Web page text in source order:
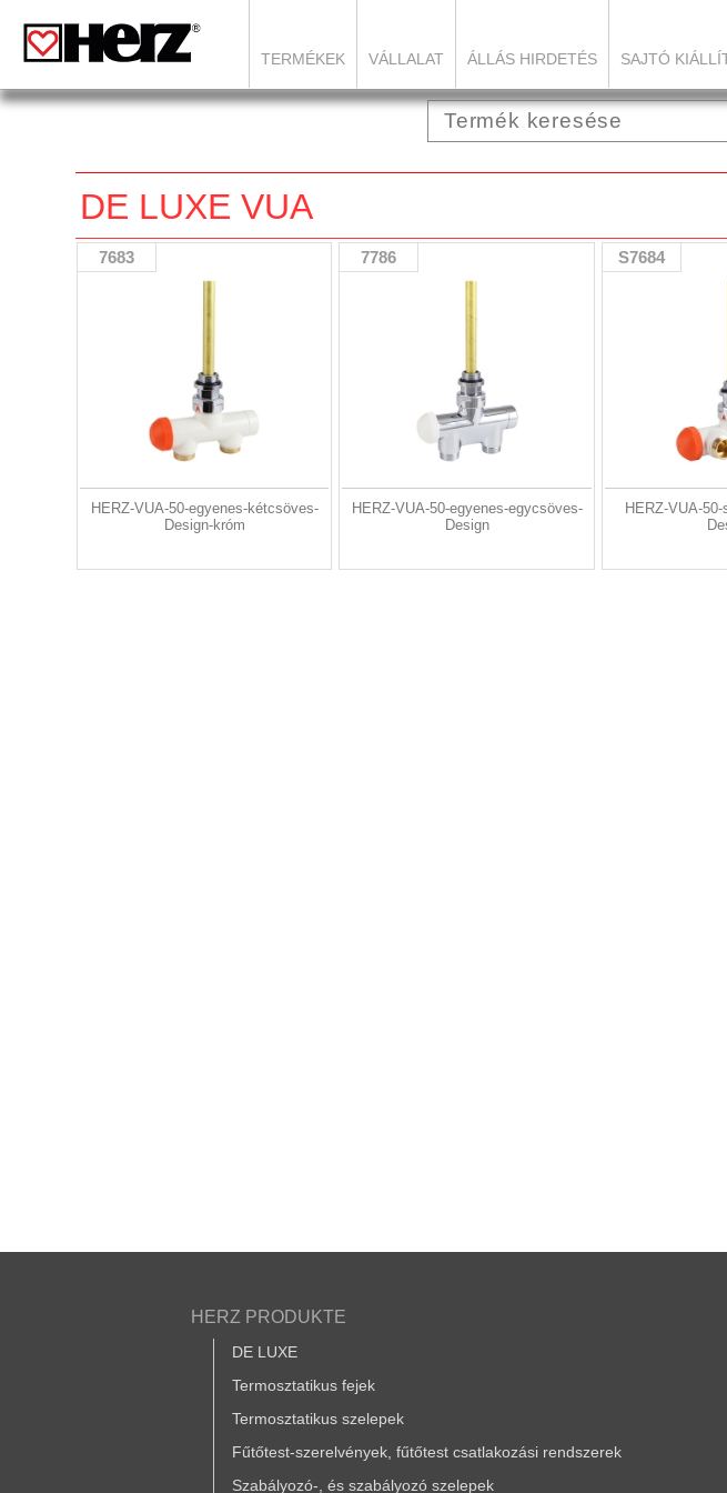
TERMÉKEK VÁLLALAT ÁLLÁS HIRDETÉS SAJTÓ
DE LUXE VUA
7683
HERZ-VUA-50-egyenes-kétcsöves-
Design-króm
7786
HERZ-VUA-50-egyenes-egycsöves-
Design
S7684
HERZ-VUA-
HERZ PRODUKTE
DE LUXE
Termosztatikus fejek
Termosztatikus szelepek
Fűtőtest-szerelvények, fűtőtest csatlakozási rendszerek
Szabályozó-, és szabályozó szelepek